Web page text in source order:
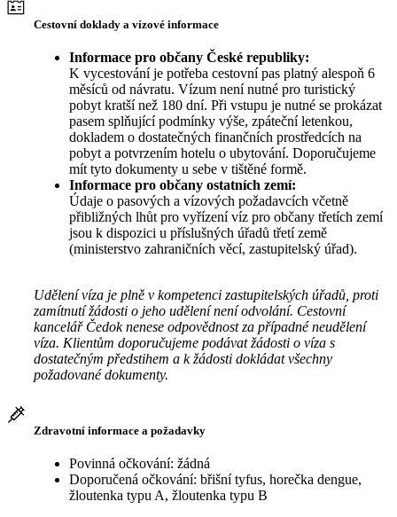
Cestovní doklady a vízové informace
Informace pro občany České republiky:
K vycestování je potřeba cestovní pas platný alespoň 6
měsíců od návratu. Vízum není nutné pro turistický
pobyt kratší než 180 dní. Při vstupu je nutné se prokázat
pasem splňující podmínky výše, zpáteční letenkou,
dokladem o dostatečných finančních prostředcích na
pobyt a potvrzením hotelu o ubytování. Doporučujeme
mít tyto dokumenty u sebe v tištěné formě.
Informace pro občany ostatních zemí:
Údaje o pasových a vízových požadavcích včetně
přibližných lhůt pro vyřízení víz pro občany třetích zemí
jsou k dispozici u příslušných úřadů třetí země
(ministerstvo zahraničních věcí, zastupitelský úřad).
Udělení víza je plně v kompetenci zastupitelských úřadů, proti
zamítnutí žádosti o jeho udělení není odvolání. Cestovní
kancelář Čedok nenese odpovědnost za případné neudělení
víza. Klientům doporučujeme podávat žádosti o víza s
dostatečným předstihem a k žádosti dokládat všechny
požadované dokumenty.
Zdravotní informace a požadavky
Povinná očkování: žádná
Doporučená očkování: břišní tyfus, horečka dengue,
žloutenka typu A, žloutenka typu B